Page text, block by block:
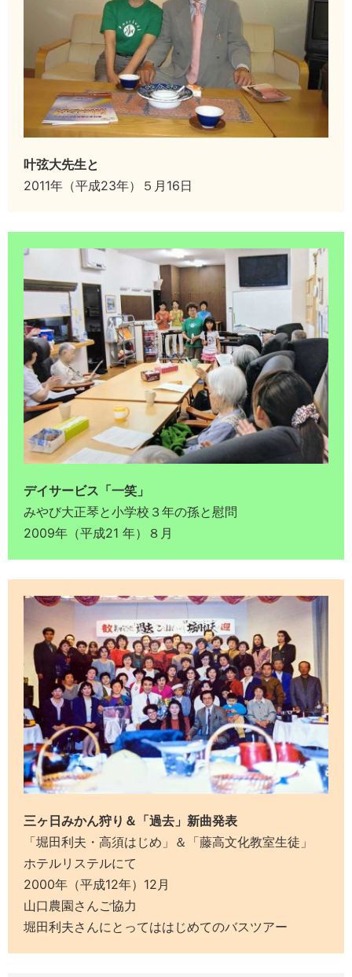
叶弦大先生と
2011年（平成23年）５月16日
デイサービス「一笑」
みやび大正琴と小学校３年の孫と慰問
2009年（平成21 年）８月
三ヶ日みかん狩り＆「過去」新曲発表
「堀田利夫・高須はじめ」＆「藤高文化教室生徒」
ホテルリステルにて
2000年（平成12年）12月
山口農園さんご協力
堀田利夫さんにとってははじめてのバスツアー